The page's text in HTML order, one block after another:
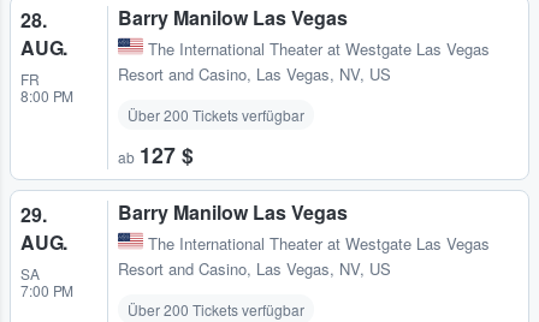
28.
AUG.
FR
8:00 PM
Barry Manilow Las Vegas
The International Theater at Westgate Las Vegas
Resort and Casino, Las Vegas, NV, US
Über 200 Tickets verfügbar
ab 127 $
29.
AUG.
SA
7:00 PM
Barry Manilow Las Vegas
The International Theater at Westgate Las Vegas
Resort and Casino, Las Vegas, NV, US
Über 200 Tickets verfügbar